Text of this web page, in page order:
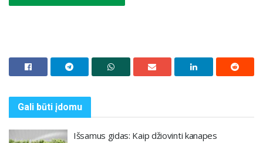
Gali būti įdomu
Išsamus gidas: Kaip džiovinti kanapes